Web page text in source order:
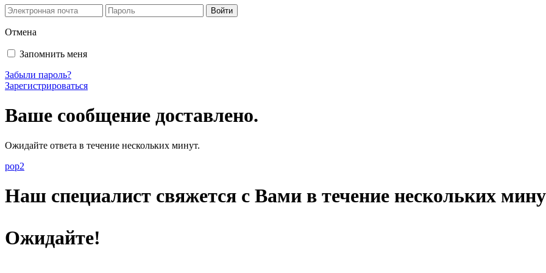
Отмена
Запомнить меня
Забыли пароль?
Зарегистрироваться
Ваше сообщение доставлено.
Ожидайте ответа в течение нескольких минут.
pop2
Наш специалист свяжется с Вами в течение нескольких
Ожидайте!